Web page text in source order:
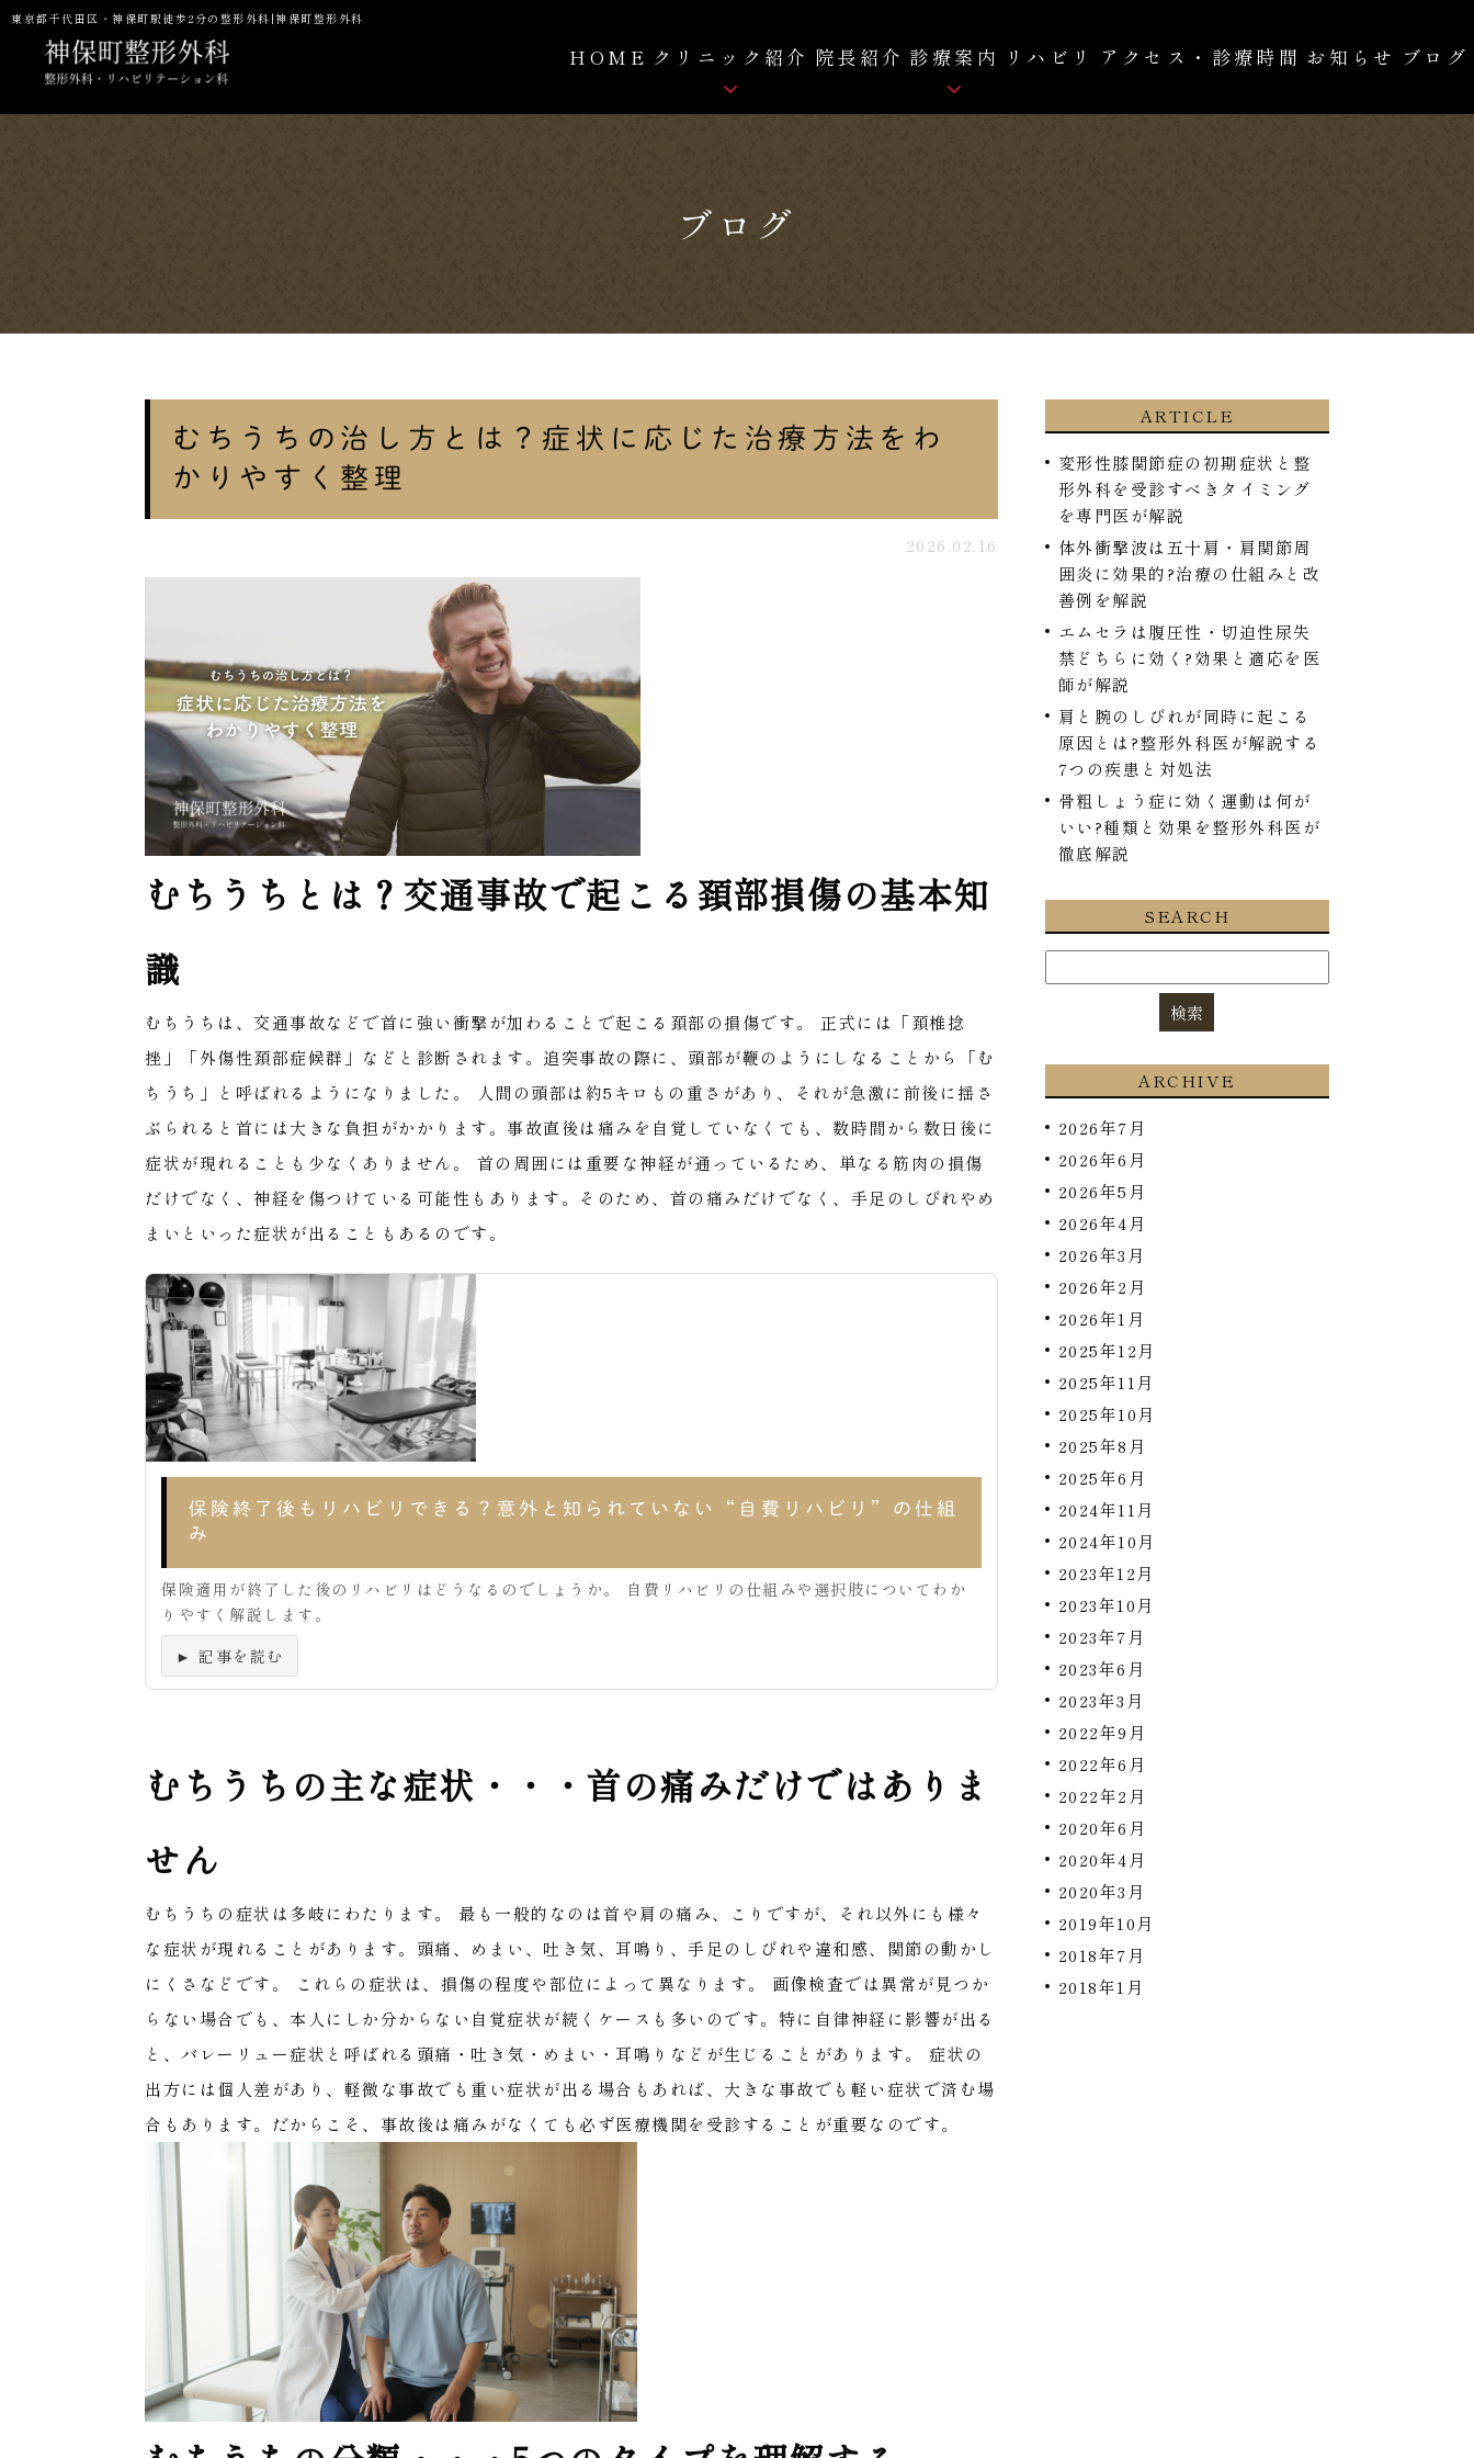
東京都千代田区・神保町駅徒歩2分の整形外科|神保町整形外科
HOME クリニック紹介
院内紹介
院長紹介 診療案内
ロコモティブシンドローム
自費リハビリ
リハビリ アクセス・診療時間 お知らせ ブログ
ブログ
むちうちの治し方とは？症状に応じた治療方法をわ
かりやすく整理
2026.02.16
むちうちとは？交通事故で起こる頚部損傷の基本知
識
むちうちは、交通事故などで首に強い衝撃が加わることで起こる頚部の損傷です。
正式には「頚椎捻
挫」「外傷性頚部症候群」などと診断されます。追突事故の際に、頭部が鞭のようにしなることから「む
ちうち」と呼ばれるようになりました。
人間の頭部は約5キロもの重さがあり、それが急激に前後に揺さ
ぶられると首には大きな負担がかかります。事故直後は痛みを自覚していなくても、数時間から数日後に
症状が現れることも少なくありません。
首の周囲には重要な神経が通っているため、単なる筋肉の損傷
だけでなく、神経を傷つけている可能性もあります。そのため、首の痛みだけでなく、手足のしびれやめ
まいといった症状が出ることもあるのです。
保険終了後もリハビリできる？意外と知られていない“自費リハビリ”の仕組
み
保険適用が終了した後のリハビリはどうなるのでしょうか。 自費リハビリの仕組みや選択肢についてわか
りやすく解説します。
► 記事を読む
むちうちの主な症状・・・首の痛みだけではありま
せん
むちうちの症状は多岐にわたります。
最も一般的なのは首や肩の痛み、こりですが、それ以外にも様々
な症状が現れることがあります。頭痛、めまい、吐き気、耳鳴り、手足のしびれや違和感、関節の動かし
にくさなどです。
これらの症状は、損傷の程度や部位によって異なります。
画像検査では異常が見つか
らない場合でも、本人にしか分からない自覚症状が続くケースも多いのです。特に自律神経に影響が出る
と、バレーリュー症状と呼ばれる頭痛・吐き気・めまい・耳鳴りなどが生じることがあります。
症状の
出方には個人差があり、軽微な事故でも重い症状が出る場合もあれば、大きな事故でも軽い症状で済む場
合もあります。だからこそ、事故後は痛みがなくても必ず医療機関を受診することが重要なのです。
ARTICLE
変形性膝関節症の初期症状と整
形外科を受診すべきタイミング
を専門医が解説
体外衝撃波は五十肩・肩関節周
囲炎に効果的?治療の仕組みと改
善例を解説
エムセラは腹圧性・切迫性尿失
禁どちらに効く?効果と適応を医
師が解説
肩と腕のしびれが同時に起こる
原因とは?整形外科医が解説する
7つの疾患と対処法
骨粗しょう症に効く運動は何が
いい?種類と効果を整形外科医が
徹底解説
SEARCH
ARCHIVE
2026年7月
2026年6月
2026年5月
2026年4月
2026年3月
2026年2月
2026年1月
2025年12月
2025年11月
2025年10月
2025年8月
2025年6月
2024年11月
2024年10月
2023年12月
2023年10月
2023年7月
2023年6月
2023年3月
2022年9月
2022年6月
2022年2月
2020年6月
2020年4月
2020年3月
2019年10月
2018年7月
2018年1月